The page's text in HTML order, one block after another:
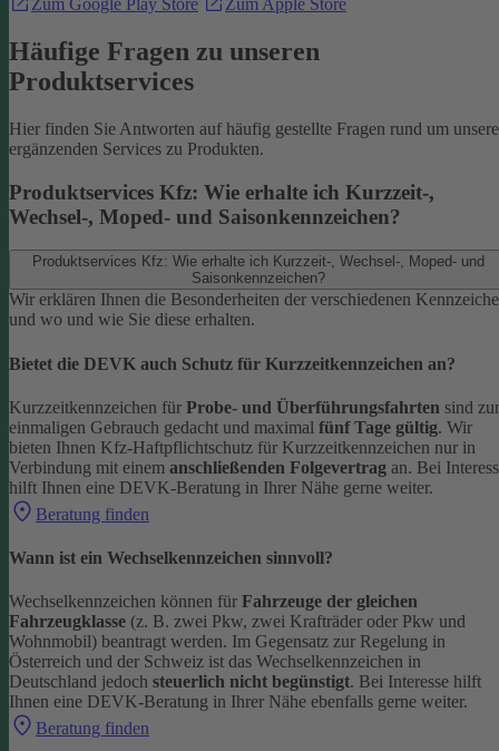
Zum Google Play Store Zum Apple Store
Häufige Fragen zu unseren
Produktservices
Hier finden Sie Antworten auf häufig gestellte Fragen rund um unsere
ergänzenden Services zu Produkten.
Produktservices Kfz: Wie erhalte ich Kurzzeit-,
Wechsel-, Moped- und Saisonkennzeichen?
Produktservices Kfz: Wie erhalte ich Kurzzeit-, Wechsel-, Moped- und
Saisonkennzeichen?
Wir erklären Ihnen die Besonderheiten der verschiedenen
und wo und wie Sie diese erhalten.
Bietet die DEVK auch Schutz für Kurzzeitkennzeichen an?
Kurzzeitkennzeichen für Probe- und Überführungsfahrten sind
einmaligen Gebrauch gedacht und maximal fünf Tage gültig. Wir
bieten Ihnen Kfz-Haftpflichtschutz für Kurzzeitkennzeichen nur in
Verbindung mit einem anschließenden Folgevertrag an. Bei
hilft Ihnen eine DEVK-Beratung in Ihrer Nähe gerne weiter.
Beratung finden
Wann ist ein Wechselkennzeichen sinnvoll?
Wechselkennzeichen können für Fahrzeuge der gleichen
Fahrzeugklasse (z. B. zwei Pkw, zwei Krafträder oder Pkw und
Wohnmobil) beantragt werden. Im Gegensatz zur Regelung in
Österreich und der Schweiz ist das Wechselkennzeichen in
Deutschland jedoch steuerlich nicht begünstigt. Bei Interesse hilft
Ihnen eine DEVK-Beratung in Ihrer Nähe ebenfalls gerne weiter.
Beratung finden